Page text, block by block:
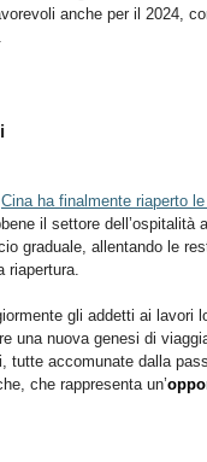
anche per il 2024,
Cina ha finalmente riaperto
il settore
graduale, allentando le
riapertura.
gli addetti ai lavori
una nuova genesi di
tutte accomunate dalla
che rappresenta un’